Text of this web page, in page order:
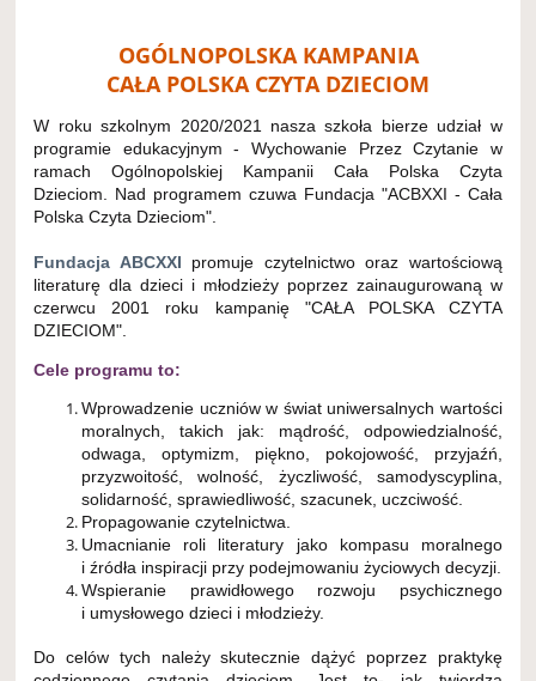
OGÓLNOPOLSKA KAMPANIA
CAŁA POLSKA CZYTA DZIECIOM
W roku szkolnym 2020/2021 nasza szkoła bierze udział w
programie edukacyjnym - Wychowanie Przez Czytanie w
ramach Ogólnopolskiej Kampanii Cała Polska Czyta
Dzieciom. Nad programem czuwa Fundacja "ACBXXI - Cała
Polska Czyta Dzieciom".
Fundacja ABCXXI promuje czytelnictwo oraz wartościową
literaturę dla dzieci i młodzieży poprzez zainaugurowaną w
czerwcu 2001 roku kampanię "CAŁA POLSKA CZYTA
DZIECIOM".
Cele programu to:
Wprowadzenie uczniów w świat uniwersalnych wartości
moralnych, takich jak: mądrość, odpowiedzialność,
odwaga, optymizm, piękno, pokojowość, przyjaźń,
przyzwoitość, wolność, życzliwość, samodyscyplina,
solidarność, sprawiedliwość, szacunek, uczciwość.
Propagowanie czytelnictwa.
Umacnianie roli literatury jako kompasu moralnego
i źródła inspiracji przy podejmowaniu życiowych decyzji.
Wspieranie prawidłowego rozwoju psychicznego
i umysłowego dzieci i młodzieży.
Do celów tych należy skutecznie dążyć poprzez praktykę